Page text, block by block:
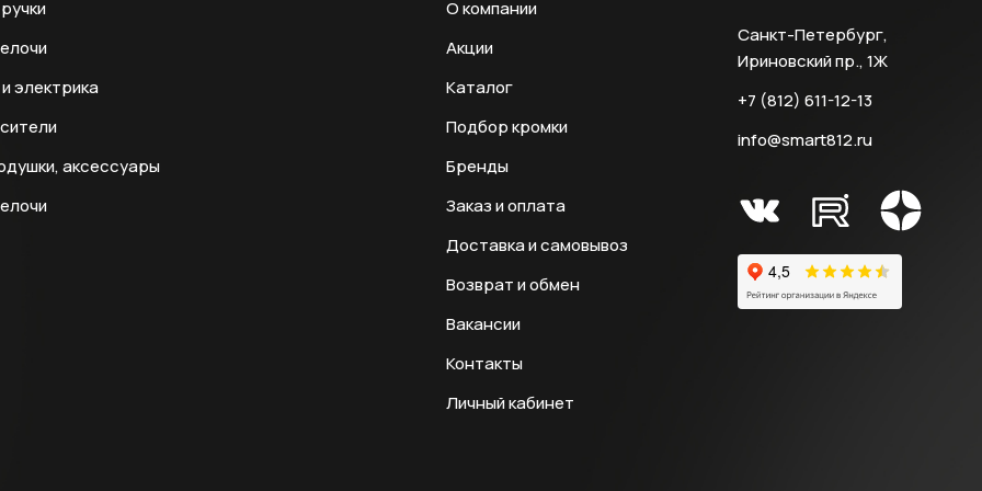
электрика
аксессуары
О компании
Акции
Каталог
Подбор кромки
Бренды
Заказ и оплата
Доставка и самовывоз
Возврат и обмен
Вакансии
Контакты
Личный кабинет
Санкт-Петербург,
Ириновский пр., 1Ж
+7 (812) 611-12-13
info@smart812.ru